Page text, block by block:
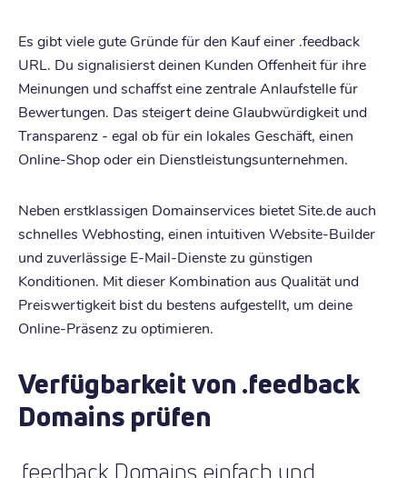
Es gibt viele gute Gründe für den Kauf einer .feedback
URL. Du signalisierst deinen Kunden Offenheit für ihre
Meinungen und schaffst eine zentrale Anlaufstelle für
Bewertungen. Das steigert deine Glaubwürdigkeit und
Transparenz - egal ob für ein lokales Geschäft, einen
Online-Shop oder ein Dienstleistungsunternehmen.
Neben erstklassigen Domainservices bietet Site.de auch
schnelles Webhosting, einen intuitiven Website-Builder
und zuverlässige E-Mail-Dienste zu günstigen
Konditionen. Mit dieser Kombination aus Qualität und
Preiswertigkeit bist du bestens aufgestellt, um deine
Online-Präsenz zu optimieren.
Verfügbarkeit von .feedback
Domains prüfen
.feedback Domains einfach und